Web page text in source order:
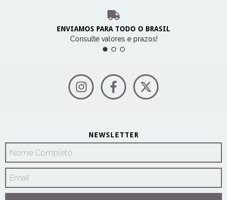
ENVIAMOS PARA TODO O BRASIL
Consulte valores e prazos!
NEWSLETTER